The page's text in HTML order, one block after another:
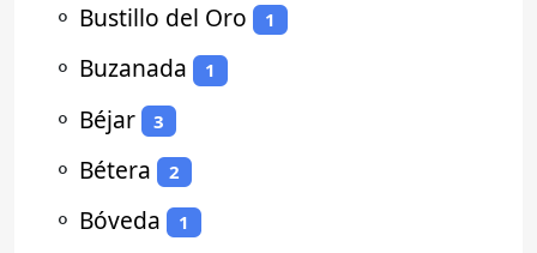
⚬ Bustillo del Oro 1
⚬ Buzanada 1
⚬ Béjar 3
⚬ Bétera 2
⚬ Bóveda 1